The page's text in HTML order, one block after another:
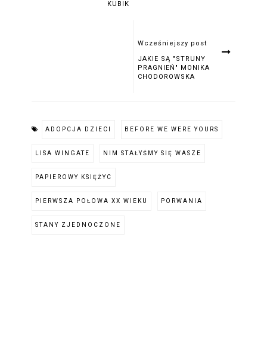
KUBIK
Wcześniejszy post
JAKIE SĄ "STRUNY
PRAGNIEŃ" MONIKA
CHODOROWSKA
ADOPCJA DZIECI BEFORE WE WERE YOURS
LISA WINGATE NIM STAŁYŚMY SIĘ WASZE
PAPIEROWY KSIĘŻYC
PIERWSZA POŁOWA XX WIEKU PORWANIA
STANY ZJEDNOCZONE